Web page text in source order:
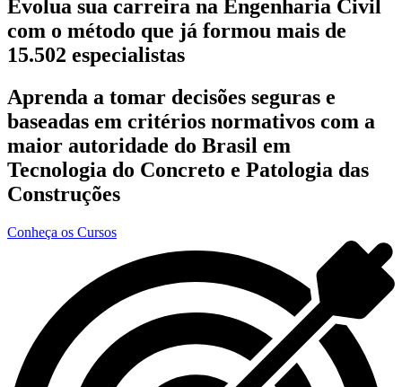
Evolua sua carreira na Engenharia Civil
com o método que já formou mais de
15.502 especialistas
Aprenda a tomar decisões seguras e
baseadas em critérios normativos com a
maior autoridade do Brasil em
Tecnologia do Concreto e Patologia das
Construções
Conheça os Cursos